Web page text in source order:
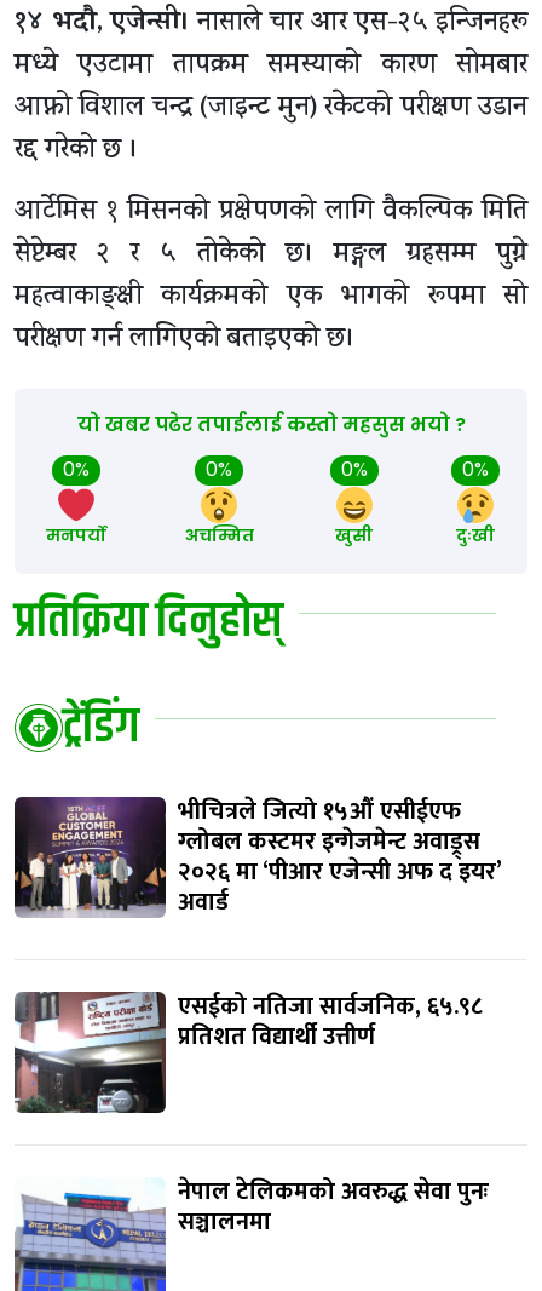
१४ भदाै, एजेन्सी। नासाले चार आर एस-२५ इन्जिनहरू
मध्ये एउटामा तापक्रम समस्याको कारण सोमबार
आफ्नो विशाल चन्द्र (जाइन्ट मुन) रकेटको परीक्षण उडान
रद्द गरेको छ ।
आर्टेमिस १ मिसनको प्रक्षेपणको लागि वैकल्पिक मिति
सेप्टेम्बर २ र ५ तोकेको छ। मङ्गल ग्रहसम्म पुग्ने
महत्वाकाङ्क्षी कार्यक्रमको एक भागको रूपमा सो
परीक्षण गर्न लागिएको बताइएको छ।
यो खबर पढेर तपाईलाई कस्तो महसुस भयो ?
0%
मनपर्यो
0%
अचम्मित
0%
खुसी
0%
दुःखी
प्रतिक्रिया दिनुहोस्
ट्रेंडिंग
भीचित्रले जित्यो १५औं एसीईएफ
ग्लोबल कस्टमर इन्गेजमेन्ट अवाड्र्स
२०२६ मा ‘पीआर एजेन्सी अफ द इयर’
अवार्ड
एसईको नतिजा सार्वजनिक, ६५.९८
प्रतिशत विद्यार्थी उत्तीर्ण
नेपाल टेलिकमको अवरुद्ध सेवा पुनः
सञ्चालनमा